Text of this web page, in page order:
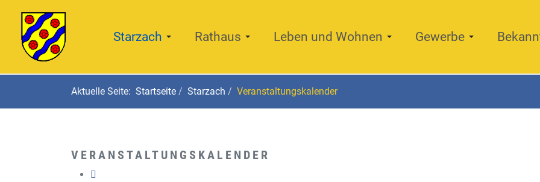
Starzach Rathaus Leben und Wohnen Gewerbe
Aktuelle Seite: Startseite Starzach Veranstaltungskalender
VERANSTALTUNGSKALENDER